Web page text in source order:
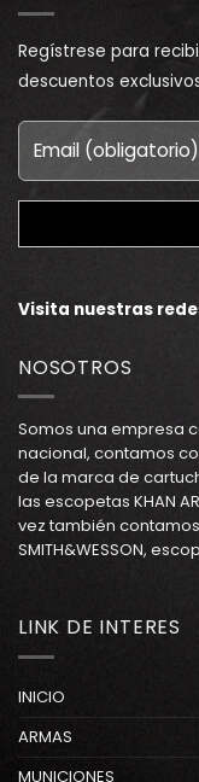
Regístrese para
descuentos
Visita nuestras
NOSOTROS
Somos una empresa
nacional, contamos
de la marca de
las escopetas KHAN
vez también
SMITH&WESSON,
LINK DE INTERES
INICIO
ARMAS
MUNICIONES